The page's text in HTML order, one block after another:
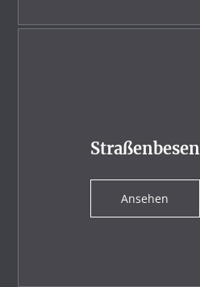
Straßenbesen
Ansehen